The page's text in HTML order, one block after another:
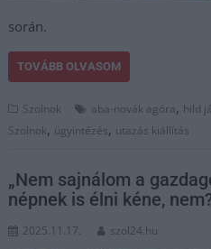
során.
TOVÁBB OLVASOM
Szolnok aba-novák agóra, hild
Szolnok, ügyintézés, utazás kiállítás
„Nem sajnálom a
népnek is élni kéne,
2025.11.17. szol24.hu